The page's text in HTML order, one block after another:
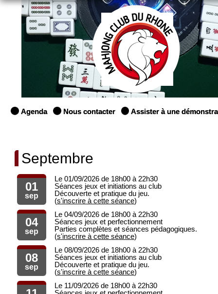
Agenda Nous contacter Assister à une
Septembre
01
sep
Le 01/09/2026 de 18h00 à 22h30
Séances jeux et initiations au club
Découverte et pratique du jeu.
(s'inscrire à cette séance)
04
sep
Le 04/09/2026 de 18h00 à 22h30
Séances jeux et perfectionnement
Parties complètes et séances pédagogiques.
(s'inscrire à cette séance)
08
sep
Le 08/09/2026 de 18h00 à 22h30
Séances jeux et initiations au club
Découverte et pratique du jeu.
(s'inscrire à cette séance)
Le 11/09/2026 de 18h00 à 22h30